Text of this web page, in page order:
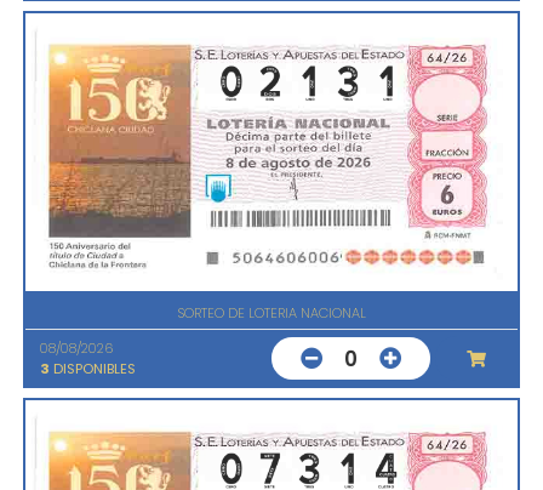
SORTEO DE LOTERIA NACIONAL
08/08/2026
3 DISPONIBLES 0